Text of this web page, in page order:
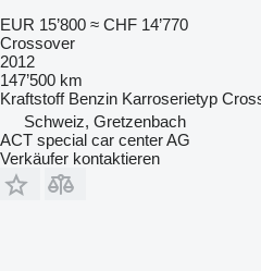
EUR 15’800 ≈ CHF 14’770
Crossover
2012
147’500 km
Kraftstoff Benzin Karroserietyp
Schweiz, Gretzenbach
ACT special car center AG
Verkäufer kontaktieren